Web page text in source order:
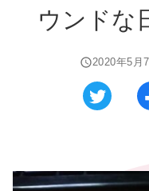
ウンドな
2020年5月